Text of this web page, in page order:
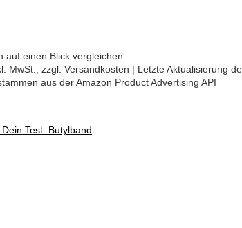
auf einen Blick vergleichen.
MwSt., zzgl. Versandkosten | Letzte Aktualisierung
aus der Amazon Product Advertising API
Dein Test: Butylband